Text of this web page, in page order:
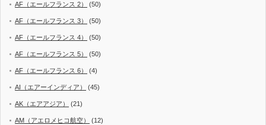
AF（エールフランス 2） (50)
AF（エールフランス 3） (50)
AF（エールフランス 4） (50)
AF（エールフランス 5） (50)
AF（エールフランス 6） (4)
AI（エアーインディア） (45)
AK（エアアジア） (21)
AM（アエロメヒコ航空） (12)